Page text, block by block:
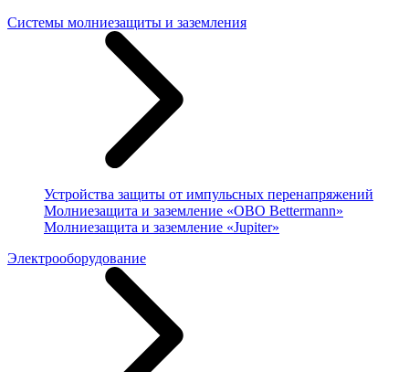
Системы молниезащиты и заземления
Устройства защиты от импульсных перенапряжений
Молниезащита и заземление «OBO Bettermann»
Молниезащита и заземление «Jupiter»
Электрооборудование